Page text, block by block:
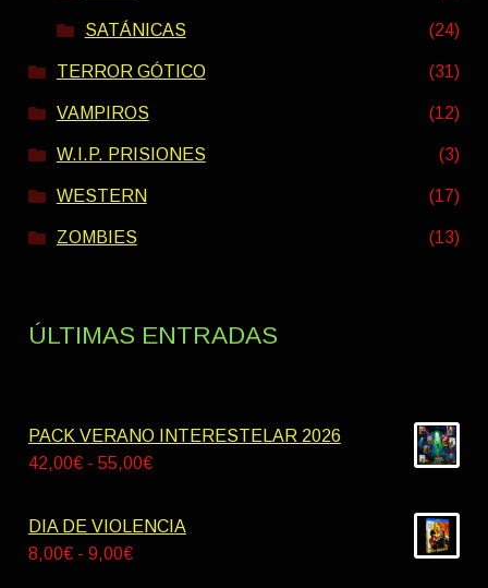
SATÁNICAS (24)
TERROR GÓTICO (31)
VAMPIROS (12)
W.I.P. PRISIONES (3)
WESTERN (17)
ZOMBIES (13)
ÚLTIMAS ENTRADAS
PACK VERANO INTERESTELAR 2026
42,00€ - 55,00€Rango
precios:
DIA DE VIOLENCIA
8,00€ - 9,00€Rango